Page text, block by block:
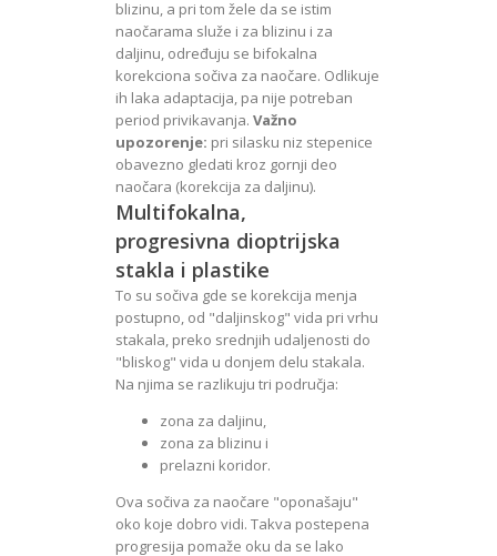
blizinu, a pri tom žele da se istim
naočarama služe i za blizinu i za
daljinu, određuju se bifokalna
korekciona sočiva za naočare. Odlikuje
ih laka adaptacija, pa nije potreban
period privikavanja. Važno
upozorenje: pri silasku niz stepenice
obavezno gledati kroz gornji deo
naočara (korekcija za daljinu).
Multifokalna,
progresivna dioptrijska
stakla i plastike
To su sočiva gde se korekcija menja
postupno, od "daljinskog" vida pri vrhu
stakala, preko srednjih udaljenosti do
"bliskog" vida u donjem delu stakala.
Na njima se razlikuju tri područja:
zona za daljinu,
zona za blizinu i
prelazni koridor.
Ova sočiva za naočare "oponašaju"
oko koje dobro vidi. Takva postepena
progresija pomaže oku da se lako